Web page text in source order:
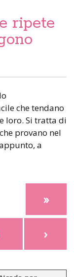
ripete
che tendano
loro. Si tratta di
provano nel
a
›
»